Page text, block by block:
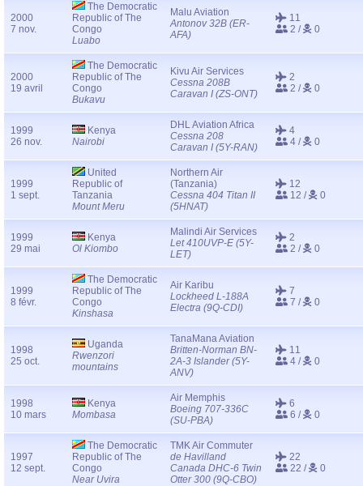
2000
7 nov.
The Democratic
Republic of The
Congo
Luabo
Malu Aviation
Antonov 32B (ER-
AFA)
11
2 /
0
2000
19 avril
The Democratic
Republic of The
Congo
Bukavu
Kivu Air Services
Cessna 208B
Caravan I (ZS-ONT)
2
2 /
0
1999
26 nov.
Kenya
Nairobi
DHL Aviation Africa
Cessna 208
Caravan I (5Y-RAN)
4
4 /
0
1999
1 sept.
United
Republic of
Tanzania
Mount Meru
Northern Air
(Tanzania)
Cessna 404 Titan II
(5HNAT)
12
12 /
0
1999
29 mai
Kenya
Ol Kiombo
Malindi Air Services
Let 410UVP-E (5Y-
LET)
2
2 /
0
1999
8 févr.
The Democratic
Republic of The
Congo
Kinshasa
Air Karibu
Lockheed L-188A
Electra (9Q-CDI)
7
7 /
0
1998
25 oct.
Uganda
Rwenzori
mountains
TanaMana Aviation
Britten-Norman BN-
2A-3 Islander (5Y-
ANV)
11
4 /
0
1998
10 mars
Kenya
Mombasa
Air Memphis
Boeing 707-336C
(SU-PBA)
6
6 /
0
1997
12 sept.
The Democratic
Republic of The
Congo
Near Uvira
TMK Air Commuter
de Havilland
Canada DHC-6 Twin
Otter 300 (9Q-CBO)
22
22 /
0